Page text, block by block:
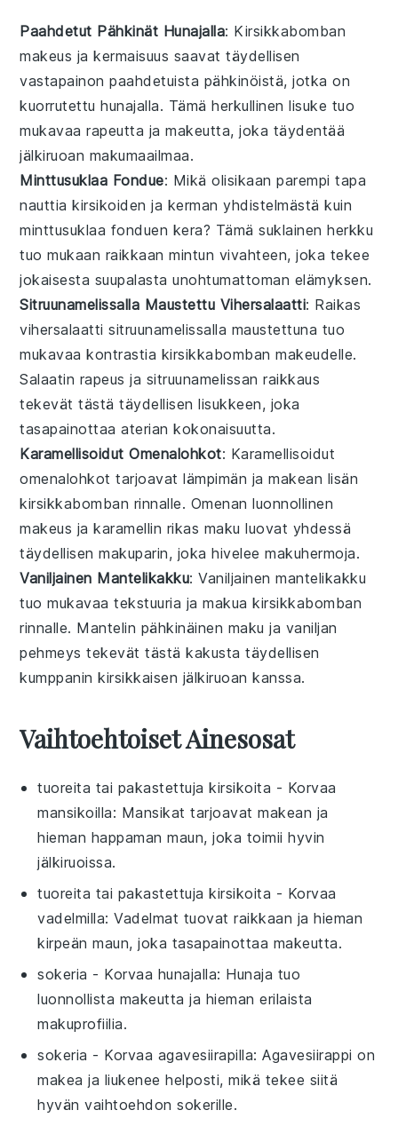
Paahdetut Pähkinät Hunajalla: Kirsikkabomban
makeus ja kermaisuus saavat täydellisen
vastapainonpaahdetuista pähkinöistä, jotka on
kuorrutettu hunajalla. Tämäherkullinen lisuke tuo
mukavaa rapeutta ja makeutta, joka täydentää
jälkiruoan makumaailmaa.
Minttusuklaa Fondue: Mikä olisikaan parempi tapa
nauttia kirsikoiden ja kerman yhdistelmästä kuin
minttusuklaa fonduen kera? Tämäsuklainen herkku
tuo mukaan raikkaan mintun vivahteen, joka tekee
jokaisesta suupalasta unohtumattoman elämyksen.
Sitruunamelissalla Maustettu Vihersalaatti: Raikas
vihersalaatti sitruunamelissalla maustettuna tuo
mukavaa kontrastia kirsikkabomban makeudelle.
Salaatin rapeus ja sitruunamelissan raikkaus
tekevät tästä täydellisen lisukkeen, joka
tasapainottaa aterian kokonaisuutta.
Karamellisoidut Omenalohkot: Karamellisoidut
omenalohkot tarjoavat lämpimän ja makean lisän
kirsikkabomban rinnalle. Omenan luonnollinen
makeus ja karamellin rikas maku luovat yhdessä
täydellisen makuparin, joka hivelee makuhermoja.
Vaniljainen Mantelikakku: Vaniljainenmantelikakku
tuo mukavaa tekstuuria ja makua kirsikkabomban
rinnalle. Mantelin pähkinäinen maku ja vaniljan
pehmeys tekevät tästä kakusta täydellisen
kumppanin kirsikkaisen jälkiruoan kanssa.
Vaihtoehtoiset Ainesosat
tuoreita tai pakastettuja kirsikoita - Korvaa
mansikoilla: Mansikat tarjoavat makean ja
hieman happaman maun, joka toimii hyvin
jälkiruoissa.
tuoreita tai pakastettuja kirsikoita - Korvaa
vadelmilla: Vadelmat tuovat raikkaan ja hieman
kirpeän maun, joka tasapainottaa makeutta.
sokeria - Korvaa hunajalla: Hunaja tuo
luonnollista makeutta ja hieman erilaista
makuprofiilia.
sokeria - Korvaa agavesiirapilla: Agavesiirappi on
makea ja liukenee helposti, mikä tekee siitä
hyvän vaihtoehdon sokerille.